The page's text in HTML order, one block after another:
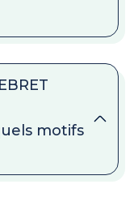
motifs